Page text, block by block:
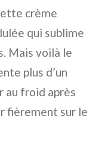
crème
qui sublime
Mais voilà le
plus d’un
au froid après
fièrement sur le